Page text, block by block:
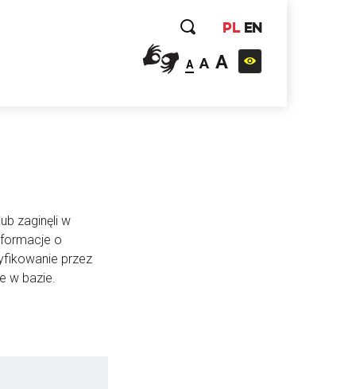
PL EN
A A A
zaginęli w
o
przez
w bazie.